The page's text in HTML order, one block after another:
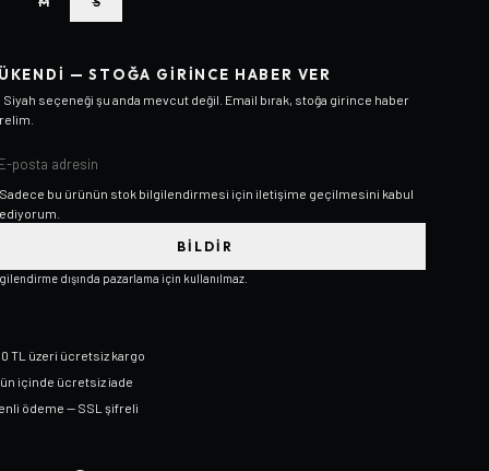
— STOĞA GIRINCE HABER VER
Siyah seçeneği şu anda mevcut değil. Email bırak, stoğa girince haber
Sadece bu ürünün stok bilgilendirmesi için iletişime geçilmesini kabul
ediyorum.
BILDIR
dışında pazarlama için kullanılmaz.
TL üzeri ücretsiz kargo
içinde ücretsiz iade
ödeme — SSL şifreli